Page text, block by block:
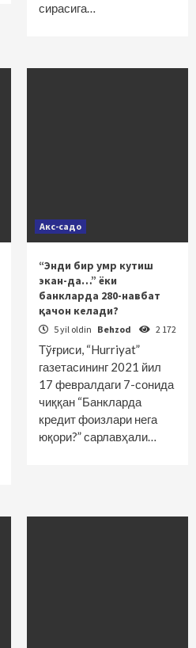
сирасига…
Акс-садо
“Энди бир умр кутиш
экан-да…” ёки
банкларда 280-навбат
қачон келади?
5 yil oldin Behzod 2 172
Тўғриси, “Hurriyat”
газетасининг 2021 йил
17 февралдаги 7-сонида
чиққан “Банкларда
кредит фоизлари нега
юқори?” сарлавҳали…